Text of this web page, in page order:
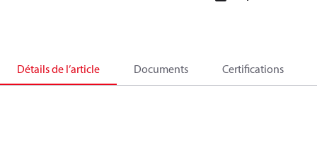
Détails de l’article Documents Certifications